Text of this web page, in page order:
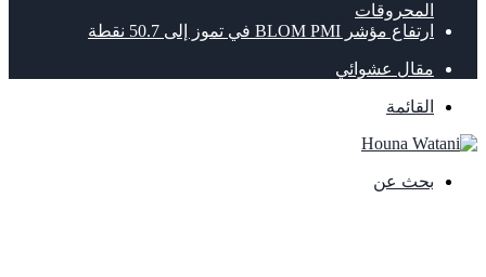
المحروقات
ارتفاع مؤشر BLOM PMI في تموز إلى 50.7 نقطة
مقال عشوائي
القائمة
بحث عن